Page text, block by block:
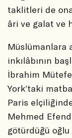
taklitleri de
âri ve galat ve
Müslümanlara
inkılâbının
İbrahim
York’taki
Paris
Mehmed
götürdüğü